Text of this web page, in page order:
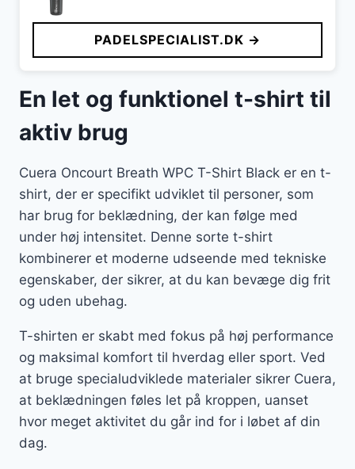
PADELSPECIALIST.DK →
En let og funktionel t-shirt til
aktiv brug
Cuera Oncourt Breath WPC T-Shirt Black er en t-
shirt, der er specifikt udviklet til personer, som
har brug for beklædning, der kan følge med
under høj intensitet. Denne sorte t-shirt
kombinerer et moderne udseende med tekniske
egenskaber, der sikrer, at du kan bevæge dig frit
og uden ubehag.
T-shirten er skabt med fokus på høj performance
og maksimal komfort til hverdag eller sport. Ved
at bruge specialudviklede materialer sikrer Cuera,
at beklædningen føles let på kroppen, uanset
hvor meget aktivitet du går ind for i løbet af din
dag.